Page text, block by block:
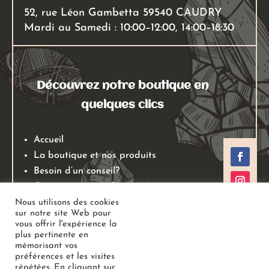
52, rue Léon Gambetta 59540 CAUDRY
Mardi au Samedi : 10:00–12:00, 14:00–18:30
Découvrez notre boutique en
quelques clics
Accueil
La boutique et nos produits
Besoin d’un conseil?
Mentions légales
Conditions générales de ventes
Politiques de retours
Politique de confidentialité
Nous utilisons des cookies
sur notre site Web pour
vous offrir l'expérience la
plus pertinente en
mémorisant vos
préférences et les visites